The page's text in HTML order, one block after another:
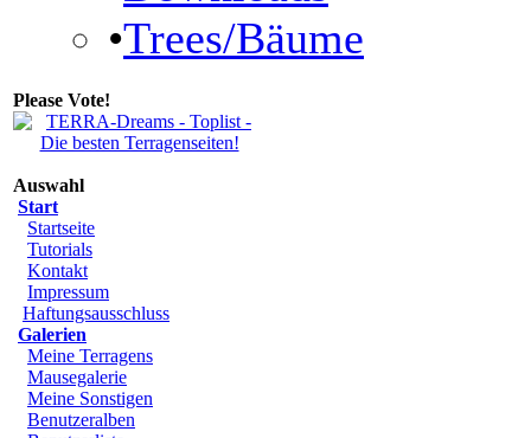
•Trees/Bäume
Please Vote!
Auswahl
Start
Startseite
Tutorials
Kontakt
Impressum
Haftungsausschluss
Galerien
Meine Terragens
Mausegalerie
Meine Sonstigen
Benutzeralben